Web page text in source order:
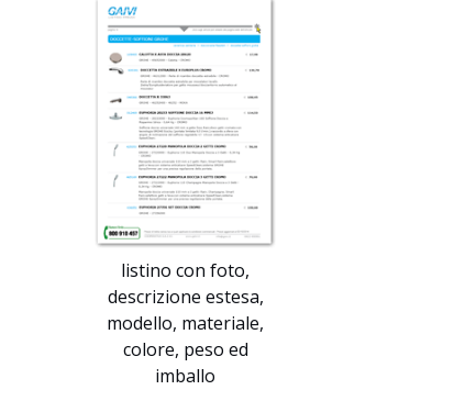
listino con foto,
descrizione estesa,
modello, materiale,
colore, peso ed
imballo